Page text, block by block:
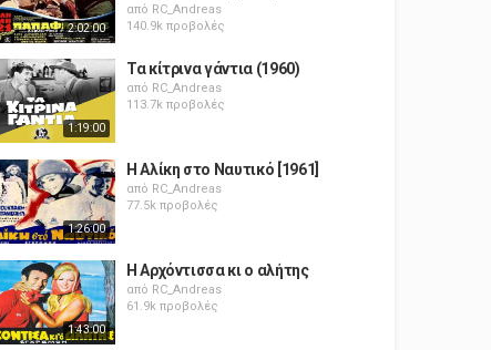
2:02:00
από RC_Andreas
140.9k προβολές
1:19:00
Τα κίτρινα γάντια (1960)
από RC_Andreas
113.7k προβολές
1:26:00
Η Αλίκη στο Ναυτικό [1961]
από RC_Andreas
77.5k προβολές
1:43:00
Η Αρχόντισσα κι ο αλήτης
από RC_Andreas
61.9k προβολές